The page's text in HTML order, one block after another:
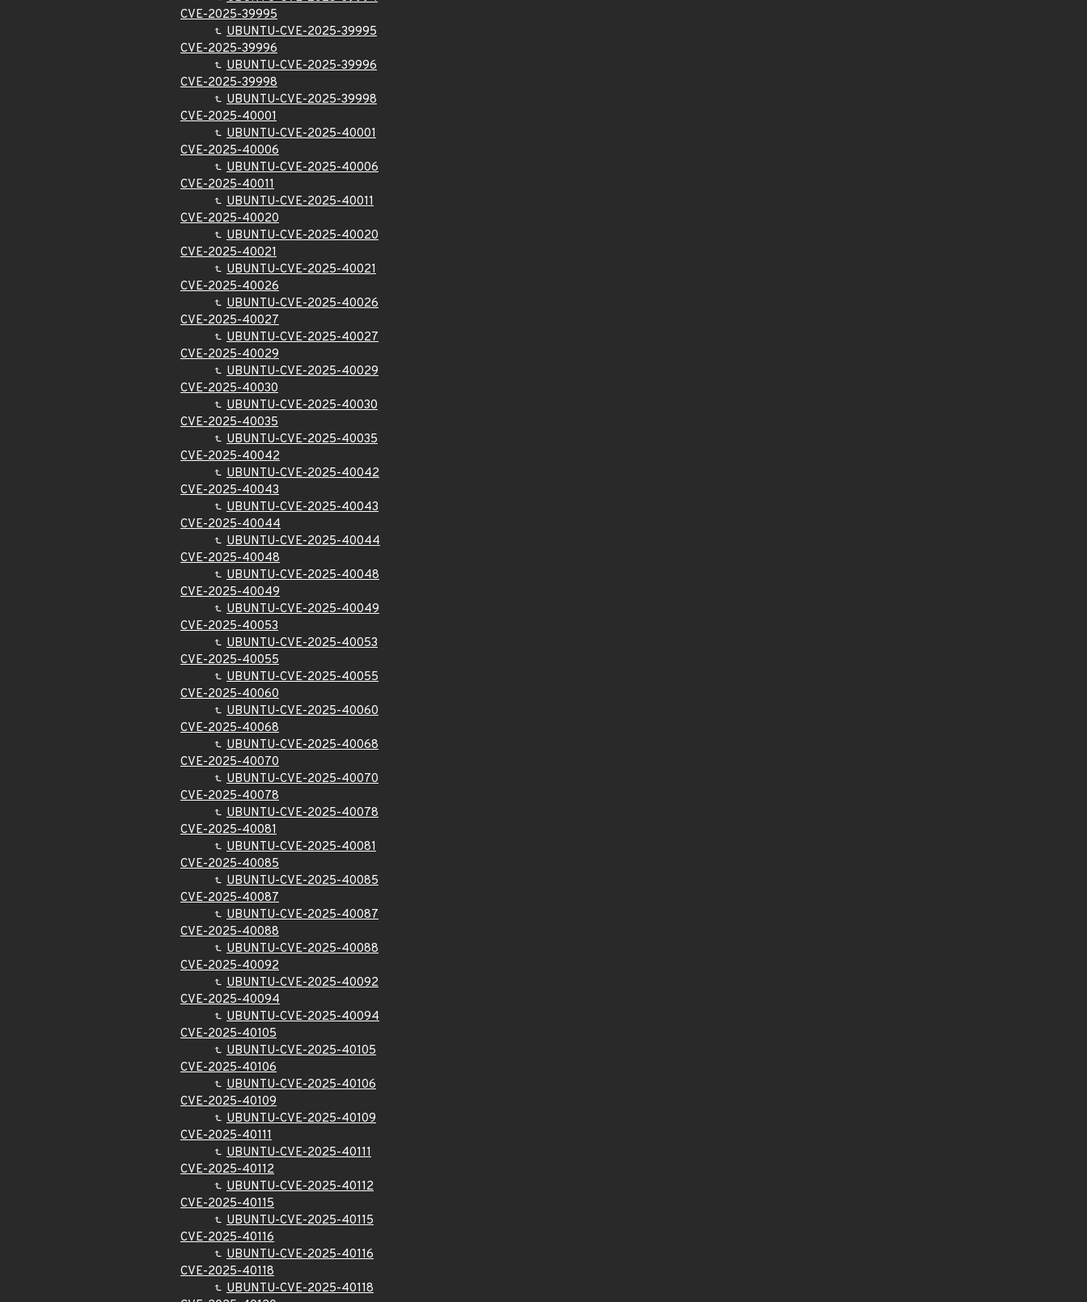
CVE-2025-39995
UBUNTU-CVE-2025-39995
CVE-2025-39996
UBUNTU-CVE-2025-39996
CVE-2025-39998
UBUNTU-CVE-2025-39998
CVE-2025-40001
UBUNTU-CVE-2025-40001
CVE-2025-40006
UBUNTU-CVE-2025-40006
CVE-2025-40011
UBUNTU-CVE-2025-40011
CVE-2025-40020
UBUNTU-CVE-2025-40020
CVE-2025-40021
UBUNTU-CVE-2025-40021
CVE-2025-40026
UBUNTU-CVE-2025-40026
CVE-2025-40027
UBUNTU-CVE-2025-40027
CVE-2025-40029
UBUNTU-CVE-2025-40029
CVE-2025-40030
UBUNTU-CVE-2025-40030
CVE-2025-40035
UBUNTU-CVE-2025-40035
CVE-2025-40042
UBUNTU-CVE-2025-40042
CVE-2025-40043
UBUNTU-CVE-2025-40043
CVE-2025-40044
UBUNTU-CVE-2025-40044
CVE-2025-40048
UBUNTU-CVE-2025-40048
CVE-2025-40049
UBUNTU-CVE-2025-40049
CVE-2025-40053
UBUNTU-CVE-2025-40053
CVE-2025-40055
UBUNTU-CVE-2025-40055
CVE-2025-40060
UBUNTU-CVE-2025-40060
CVE-2025-40068
UBUNTU-CVE-2025-40068
CVE-2025-40070
UBUNTU-CVE-2025-40070
CVE-2025-40078
UBUNTU-CVE-2025-40078
CVE-2025-40081
UBUNTU-CVE-2025-40081
CVE-2025-40085
UBUNTU-CVE-2025-40085
CVE-2025-40087
UBUNTU-CVE-2025-40087
CVE-2025-40088
UBUNTU-CVE-2025-40088
CVE-2025-40092
UBUNTU-CVE-2025-40092
CVE-2025-40094
UBUNTU-CVE-2025-40094
CVE-2025-40105
UBUNTU-CVE-2025-40105
CVE-2025-40106
UBUNTU-CVE-2025-40106
CVE-2025-40109
UBUNTU-CVE-2025-40109
CVE-2025-40111
UBUNTU-CVE-2025-40111
CVE-2025-40112
UBUNTU-CVE-2025-40112
CVE-2025-40115
UBUNTU-CVE-2025-40115
CVE-2025-40116
UBUNTU-CVE-2025-40116
CVE-2025-40118
UBUNTU-CVE-2025-40118